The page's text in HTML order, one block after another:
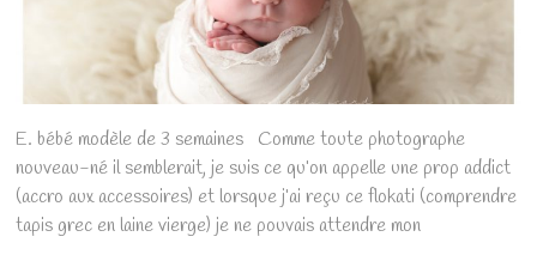
E. bébé modèle de 3 semaines Comme toute photographe
nouveau-né il semblerait, je suis ce qu’on appelle une prop addict
(accro aux accessoires) et lorsque j’ai reçu ce flokati (comprendre
tapis grec en laine vierge) je ne pouvais attendre mon